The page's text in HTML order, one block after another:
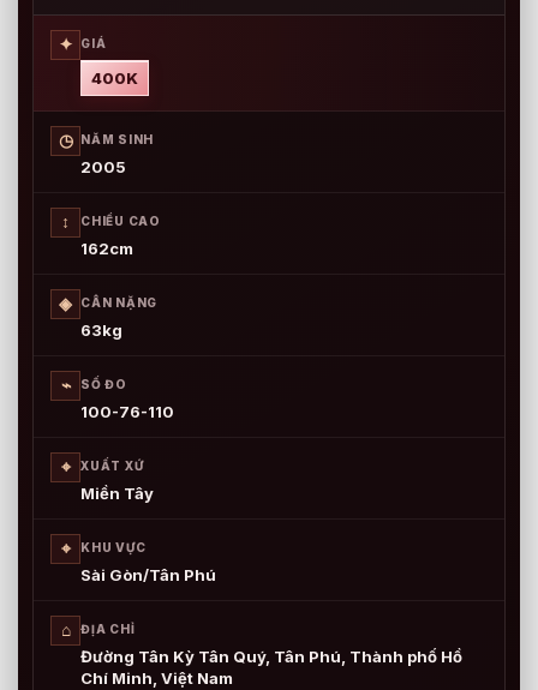
✦ GIÁ
400K
◷ NĂM SINH
2005
↕ CHIỀU CAO
162cm
◈ CÂN NẶNG
63kg
⌁ SỐ ĐO
100-76-110
⌖ XUẤT XỨ
Miền Tây
⌖ KHU VỰC
Sài Gòn/Tân Phú
⌂ ĐỊA CHỈ
Đường Tân Kỳ Tân Quý, Tân Phú, Thành phố Hồ
Chí Minh, Việt Nam